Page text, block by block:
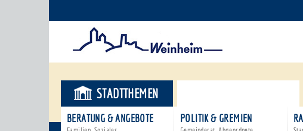
STADTTHEMEN
BERATUNG & ANGEBOTE POLITIK & GREMIEN